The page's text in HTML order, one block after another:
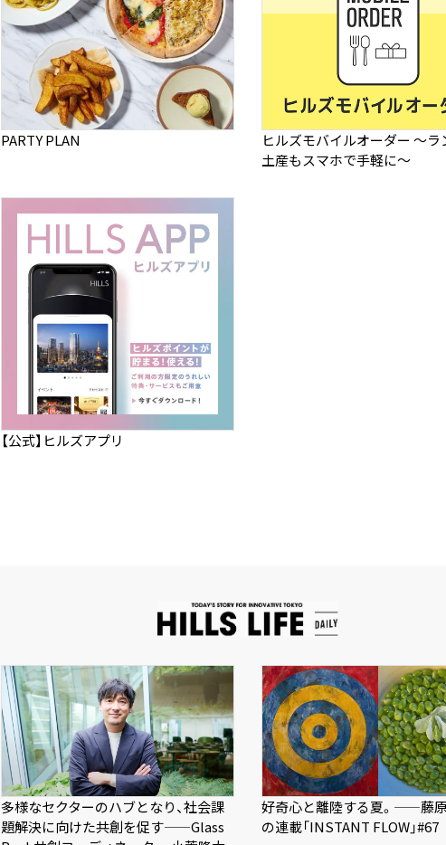
PARTY PLAN
ヒルズモバイルオーダー ～ラ
土産もスマホで手軽に～
【公式】ヒルズアプリ
多様なセクターのハブとなり、社会課
題解決に向けた共創を促す——Glass
好奇心と離陸する夏。——藤
の連載「INSTANT FLOW」#67